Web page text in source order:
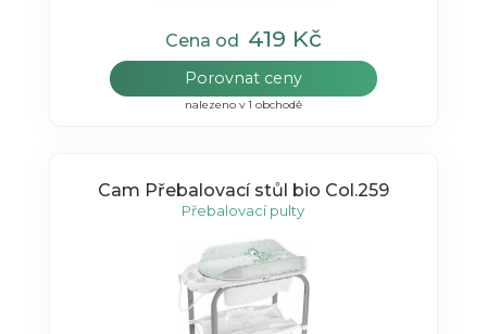
Cena od 419 Kč
Porovnat ceny
nalezeno v 1 obchodě
Cam Přebalovací stůl bio Col.259
Přebalovací pulty